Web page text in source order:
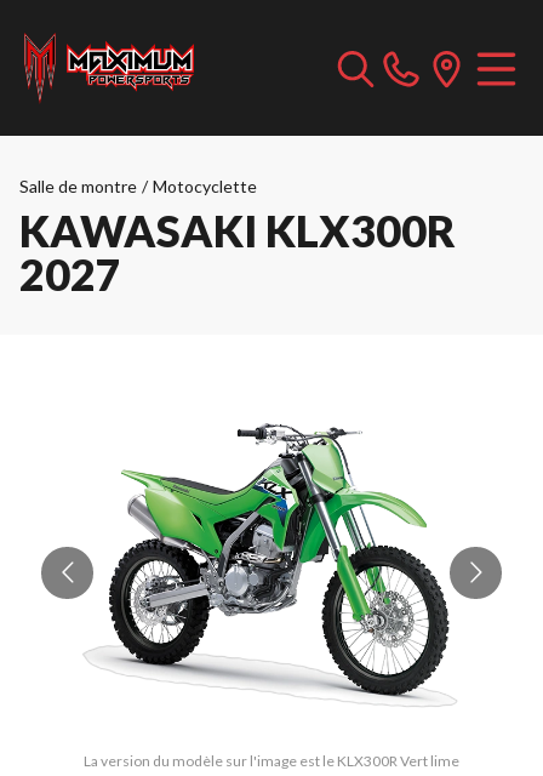
Salle de montre / Motocyclette
KAWASAKI KLX300R
2027
La version du modèle sur l'image est le KLX300R Vert lime